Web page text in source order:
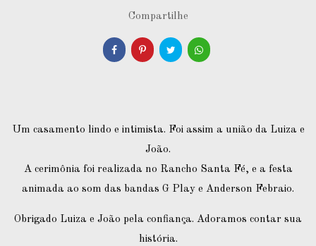
Compartilhe
Um casamento lindo e intimista. Foi assim a união da Luiza e
João.
A cerimônia foi realizada no Rancho Santa Fé, e a festa
animada ao som das bandas G Play e Anderson Febraio.
Obrigado Luiza e João pela confiança. Adoramos contar sua
história.